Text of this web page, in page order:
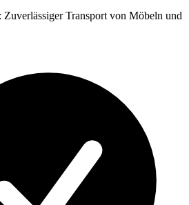
Zuverlässiger Transport von Möbeln und